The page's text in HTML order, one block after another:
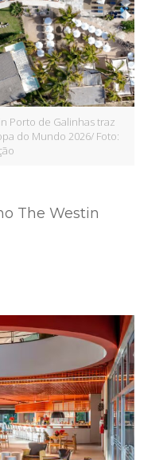
Porto de Galinhas traz
do Mundo 2026/ Foto:
The Westin